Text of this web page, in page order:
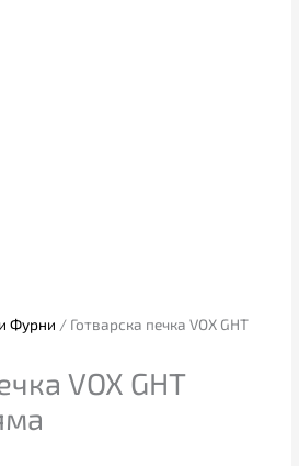
Фурни / Готварска печка VOX GHT
VOX GHT